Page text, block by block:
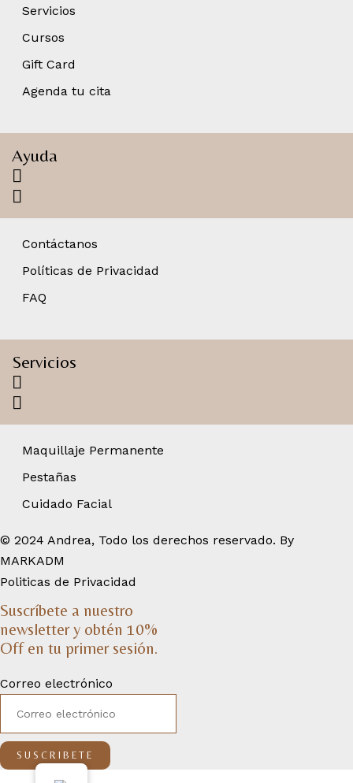
Servicios
Cursos
Gift Card
Agenda tu cita
Ayuda
Contáctanos
Políticas de Privacidad
FAQ
Servicios
Maquillaje Permanente
Pestañas
Cuidado Facial
© 2024 Andrea, Todo los derechos reservado. By
MARKADM
Politicas de Privacidad
Suscríbete a nuestro
newsletter y obtén 10%
Off en tu primer sesión.
Correo electrónico
SUSCRIBETE